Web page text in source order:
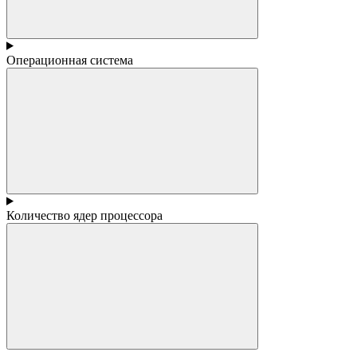
Операционная система
Количество ядер процессора